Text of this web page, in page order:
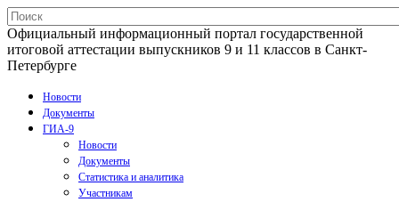
Официальный информационный портал государственной
итоговой аттестации выпускников 9 и 11 классов в Санкт-
Петербурге
Новости
Документы
ГИА-9
Новости
Документы
Статистика и аналитика
Участникам